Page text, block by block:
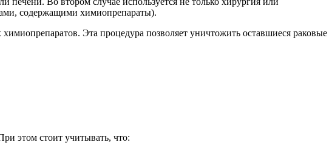
содержащими химиопрепараты).
Эта процедура позволяет уничтожить оставшиеся раковые
этом стоит учитывать, что: